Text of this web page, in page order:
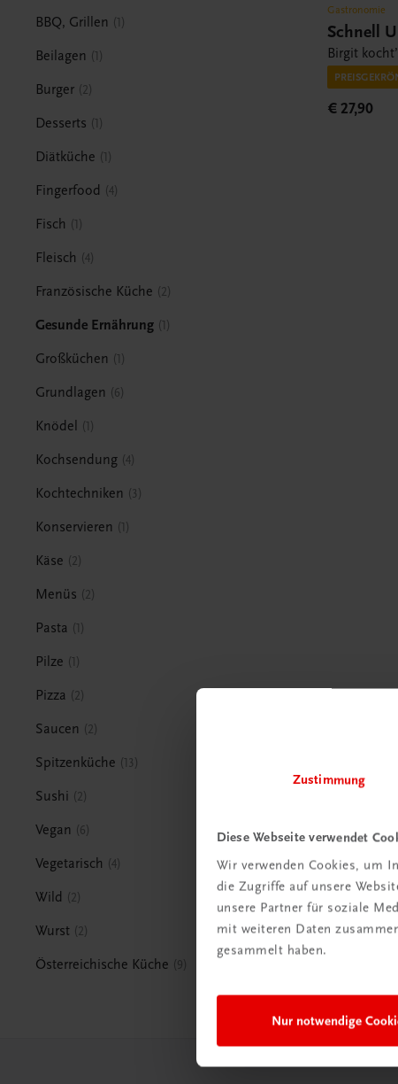
Zustimmung
Diese Webseite verwendet
Wir verwenden Cookies, um
die Zugriffe auf unsere
unsere Partner für soziale
mit weiteren Daten
gesammelt haben.
Nur notwendige
BBQ, Grillen 1
Beilagen 1
Burger 2
Desserts 1
Diätküche 1
Fingerfood 4
Fisch 1
Fleisch 4
Französische Küche 2
Gesunde Ernährung 1
Großküchen 1
Grundlagen 6
Knödel 1
Kochsendung 4
Kochtechniken 3
Konservieren 1
Käse 2
Menüs 2
Pasta 1
Pilze 1
Pizza 2
Saucen 2
Spitzenküche 13
Sushi 2
Vegan 6
Vegetarisch 4
Wild 2
Wurst 2
Österreichische Küche 9
Gastronomie
Schnell
Birgit
€ 27,90